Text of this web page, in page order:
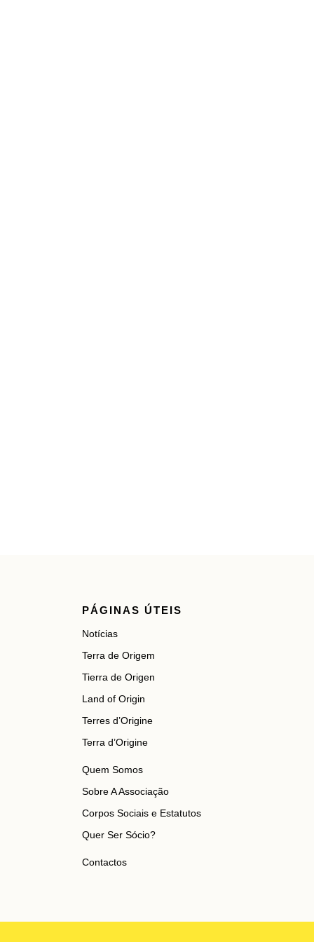
PÁGINAS ÚTEIS
Notícias
Terra de Origem
Tierra de Origen
Land of Origin
Terres d’Origine
Terra d’Origine
Quem Somos
Sobre A Associação
Corpos Sociais e Estatutos
Quer Ser Sócio?
Contactos